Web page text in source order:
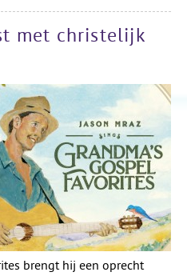
met christelijk
brengt hij een oprecht